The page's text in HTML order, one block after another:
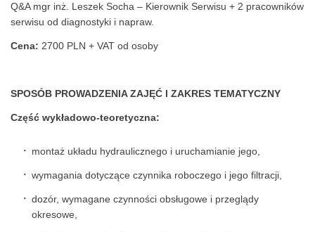
Q&A mgr inż. Leszek Socha – Kierownik Serwisu + 2 pracowników
serwisu od diagnostyki i napraw.
Cena: 2700 PLN + VAT od osoby
SPOSÓB PROWADZENIA ZAJĘĆ I ZAKRES TEMATYCZNY
Część wykładowo-teoretyczna:
montaż układu hydraulicznego i uruchamianie jego,
wymagania dotyczące czynnika roboczego i jego filtracji,
dozór, wymagane czynności obsługowe i przeglądy
okresowe,